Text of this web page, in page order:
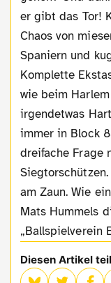
er gibt das Tor!
Chaos von
Spaniern und
Komplette
wie beim
irgendetwas
immer in Block
dreifache Frage
am Zaun. Wie
Mats Hummels
„Ballspielverein
Diesen Artikel